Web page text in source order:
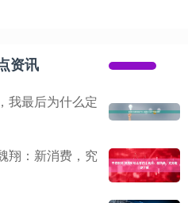
资讯
我最后为什么定
翔：新消费，究